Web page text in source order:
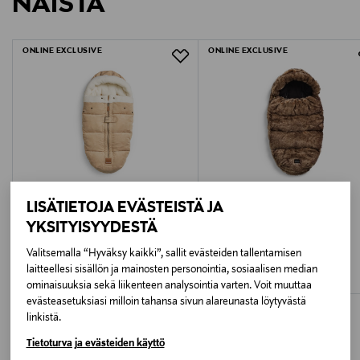
LISÄTIETOJA EVÄSTEISTÄ JA
YKSITYISYYDESTÄ
Valitsemalla “Hyväksy kaikki”, sallit evästeiden tallentamisen
laitteellesi sisällön ja mainosten personointia, sosiaalisen median
ominaisuuksia sekä liikenteen analysointia varten. Voit muuttaa
evästeasetuksiasi milloin tahansa sivun alareunasta löytyvästä
linkistä.
Tietoturva ja evästeiden käyttö
Mitat: 32 x 85cm (leveys x pituus)
1389586
LUE TARKEMMAT PALAUTUSOHJEET
ALE –34%
ONLINE EXCLUSIVE
ELODIE DETAILS
Elodie Details lämpöpussi
Discounted Price
99,00 € Original Price
149,00 €
ONLINE EXCLUSIVE
ELODIE DETAILS
Elodie Details lämpöpussi
Discounted Price
139,00 € 209,00 €